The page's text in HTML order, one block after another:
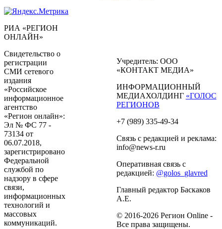
РИА «РЕГИОН
ОНЛАЙН»
Свидетельство о
регистрации
СМИ сетевого
издания
«Российское
информационное
агентство
«Регион онлайн»:
Эл № ФС 77 -
73134 от
06.07.2018,
зарегистрировано
Федеральной
службой по
надзору в сфере
связи,
информационных
технологий и
массовых
коммуникаций.
Учредитель: ООО
«КОНТАКТ МЕДИА»
ИНФОРМАЦИОННЫЙ
МЕДИАХОЛДИНГ «ГОЛОС
РЕГИОНОВ
+7 (989) 335-49-34
Связь с редакцией и реклама:
info@news-r.ru
Оперативная связь с
редакцией: @golos_glavred
Главный редактор Баскаков
А.Е.
© 2016-2026 Регион Online -
Все права защищены.